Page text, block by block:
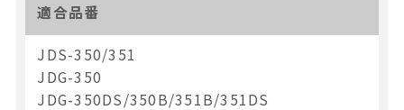
適合品番
JDS-350/351
JDG-350
JDG-350DS/350B/351B/351DS